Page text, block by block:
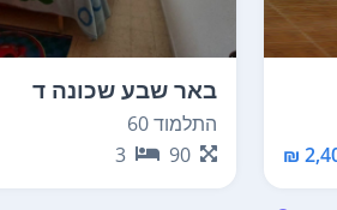
באר שבע שכונה ד
התלמוד 60
90
3